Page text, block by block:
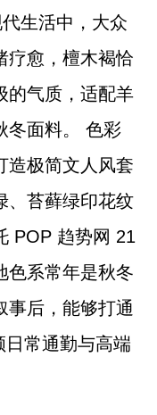
生活中，大众
疗愈，檀木褐恰
的气质，适配羊
冬面料。 色彩
造极简文人风套
、苔藓绿印花纹
POP 趋势网 21
色系常年是秋冬
事后，能够打通
常通勤与高端